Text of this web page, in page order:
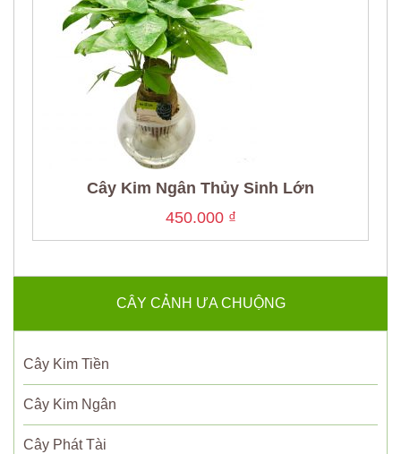
Cây Kim Ngân Thủy Sinh Lớn
450.000 ₫
CÂY CẢNH ƯA CHUỘNG
Cây Kim Tiền
Cây Kim Ngân
Cây Phát Tài